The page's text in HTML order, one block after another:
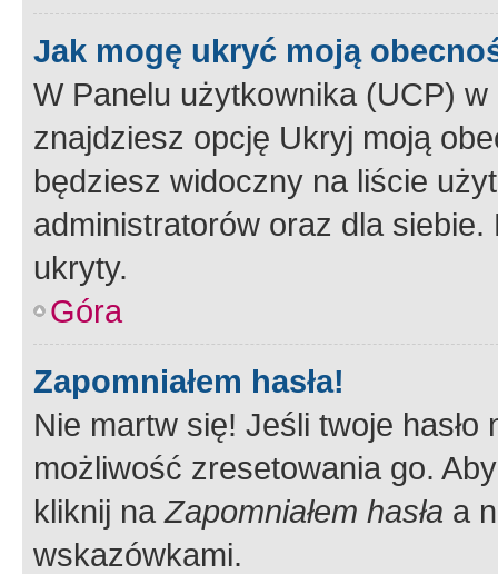
Jak mogę ukryć moją
W Panelu użytkownika (UCP) w
znajdziesz opcję Ukryj moją
będziesz widoczny na liście
administratorów oraz dla
ukryty.
Góra
Zapomniałem hasła!
Nie martw się! Jeśli twoje
możliwość zresetowania go.
kliknij naZapomniałem hasła a
wskazówkami.